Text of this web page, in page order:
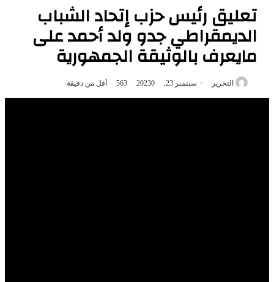
تعليق رئيس حزب إتحاد الشباب
الديمقراطي جدو ولد أحمد على
مايعرف بالوثيقة الجمهورية
التحرير سبتمبر 23, 2023 0 أقل من دقيقة